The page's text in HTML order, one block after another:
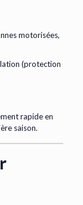
motorisées,
(protection
rapide en
saison.